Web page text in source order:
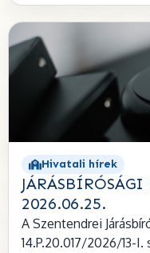
Hivatali hírek
2026.06.25.
A Szentendrei
14.P.20.017/2026/13-